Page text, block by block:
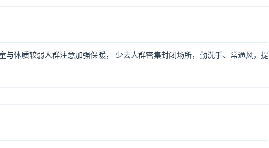
与体质较弱人群注意加强保暖， 少去人群密集封闭场所，勤洗手、常通风，提